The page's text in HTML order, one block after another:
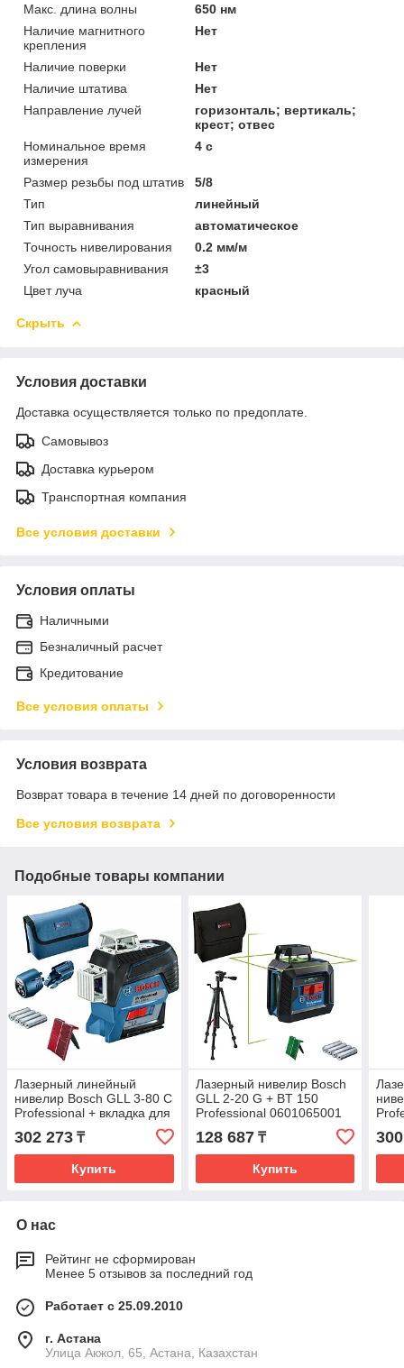
Макс. длина волны
650 нм
Наличие магнитного
крепления
Нет
Наличие поверки
Нет
Наличие штатива
Нет
Направление лучей
горизонталь; вертикаль;
крест; отвес
Номинальное время
измерения
4 с
Размер резьбы под штатив
5/8
Тип
линейный
Тип выравнивания
автоматическое
Точность нивелирования
0.2 мм/м
Угол самовыравнивания
±3
Цвет луча
красный
Скрыть
Условия доставки
Доставка осуществляется только по предоплате.
Самовывоз
Доставка курьером
Транспортная компания
Все условия доставки
Условия оплаты
Наличными
Безналичный расчет
Кредитование
Все условия оплаты
Условия возврата
Возврат товара в течение 14 дней по договоренности
Все условия возврата
Подобные товары компании
Лазерный линейный
нивелир Bosch GLL 3-80 C
Professional + вкладка для
L-boxx 0601063R00
302 273 ₸
Купить
Лазерный нивелир Bosch
GLL 2-20 G + BT 150
Professional 0601065001
128 687₸
Купить
О нас
Рейтинг не сформирован
Менее 5 отзывов за последний год
Работает с 25.09.2010
г. Астана
Улица Акжол, 65, Астана, Казахстан